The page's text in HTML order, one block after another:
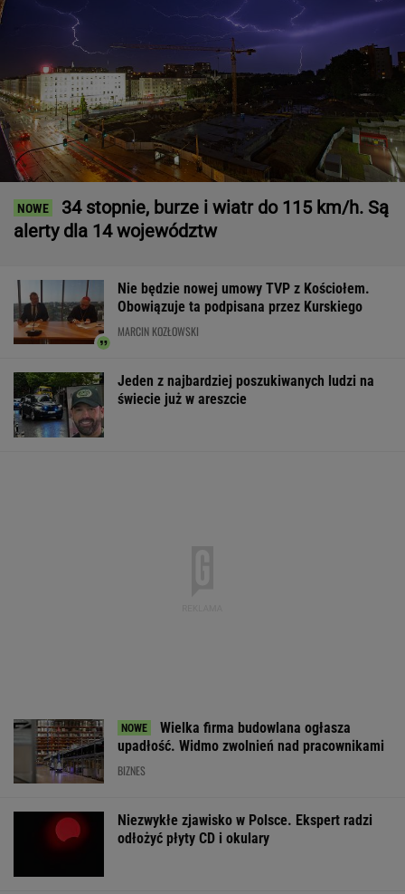
34 stopnie, burze i wiatr do 115 km/h. Są
alerty dla 14 województw
Nie będzie nowej umowy TVP z Kościołem.
Obowiązuje ta podpisana przez Kurskiego
MARCIN KOZŁOWSKI
Jeden z najbardziej poszukiwanych ludzi na
świecie już w areszcie
Wielka firma budowlana ogłasza
upadłość. Widmo zwolnień nad pracownikami
BIZNES
Niezwykłe zjawisko w Polsce. Ekspert radzi
odłożyć płyty CD i okulary